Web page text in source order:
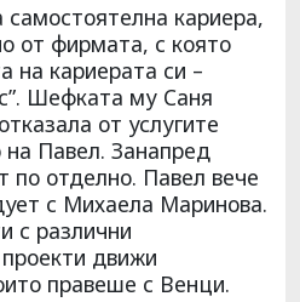
кариера,
от фирмата, с която
на кариерата си –
Шефката му Саня
от услугите
Павел. Занапред
по отделно. Павел вече
с Михаела Маринова.
с различни
движи
правеше с Венци.